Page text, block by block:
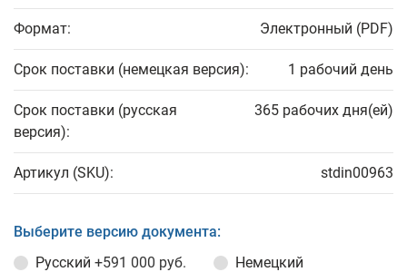
Формат: Электронный (PDF)
Срок поставки (немецкая версия): 1 рабочий день
Срок поставки (русская
версия):
365 рабочих дня(ей)
Артикул (SKU): stdin00963
Выберите версию документа:
Русский +591 000 руб. Немецкий